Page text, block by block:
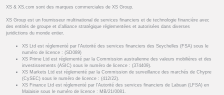
XS & XS.com sont des marques commerciales de XS Group.
XS Group est un fournisseur multinational de services financiers et de technologie financière avec
des entités de groupe et d’alliance stratégique réglementées et autorisées dans diverses
juridictions du monde entier.
XS Ltd est réglementé par l'Autorité des services financiers des Seychelles (FSA) sous le
numéro de licence : (SD089)
XS Prime Ltd est réglementé par la Commission australienne des valeurs mobilières et des
investissements (ASIC) sous le numéro de licence : (374409).
XS Markets Ltd est réglementé par la Commission de surveillance des marchés de Chypre
(CySEC) sous le numéro de licence : (412/22).
XS Finance Ltd est réglementé par l'Autorité des services financiers de Labuan (LFSA) en
Malaisie sous le numéro de licence : MB/21/0081.